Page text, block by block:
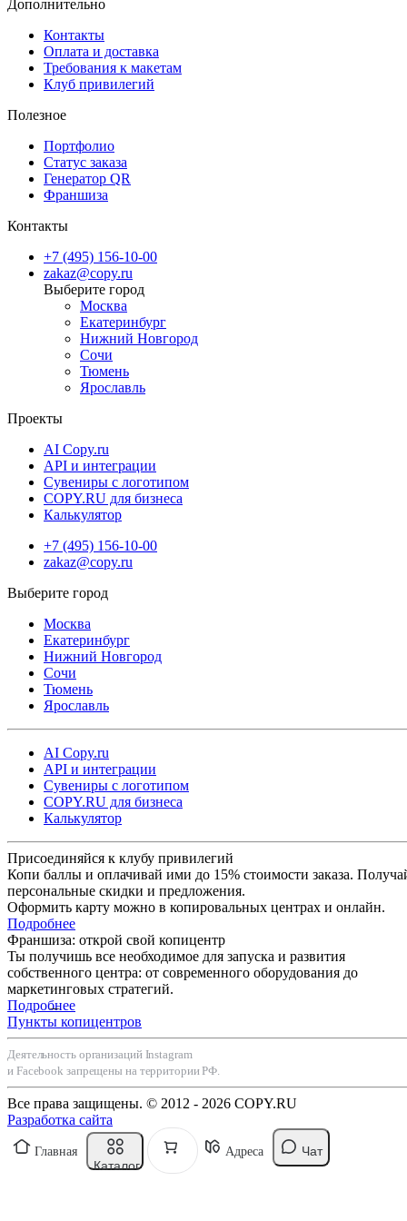
Дополнительно
Контакты
Оплата и доставка
Требования к макетам
Клуб привилегий
Полезное
Портфолио
Статус заказа
Генератор QR
Франшиза
Контакты
+7 (495) 156-10-00
zakaz@copy.ru
Москва
Екатеринбург
Нижний Новгород
Сочи
Тюмень
Ярославль
Проекты
AI Copy.ru
API и интеграции
Сувениры с логотипом
COPY.RU для бизнеса
Калькулятор
+7 (495) 156-10-00
zakaz@copy.ru
Москва
Екатеринбург
Нижний Новгород
Сочи
Тюмень
Ярославль
AI Copy.ru
API и интеграции
Сувениры с логотипом
COPY.RU для бизнеса
Калькулятор
Присоединяйся к клубу привилегий
Копи баллы и оплачивай ими до 15% стоимости заказа.
персональные скидки и предложения.
Оформить карту можно в копировальных центрах и онлайн.
Подробнее
Франшиза: открой свой копицентр
Ты получишь все необходимое для запуска и развития
собственного центра: от современного оборудования до
маркетинговых стратегий.
Подробнее
Пункты копицентров
Деятельность организаций Instagram
и Facebook запрещены на территории РФ.
Все права защищены. © 2012 - 2026 COPY.RU
Разработка сайта
Главная
Каталог
Адреса Чат